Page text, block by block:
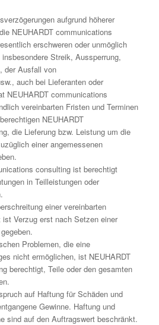
aufgrund höherer
NEUHARDT communications
erschweren oder unmöglich
Streik, Aussperrung,
der Ausfall von
auch bei Lieferanten oder
NEUHARDT communications
vereinbarten Fristen und Terminen
NEUHARDT
die Lieferung bzw. Leistung um die
einer angemessenen
consulting ist berechtigt
in Teilleistungen oder
einer vereinbarten
Verzug erst nach Setzen einer
Problemen, die eine
nicht ermöglichen, ist NEUHARDT
berechtigt, Teile oder den gesamten
auf Haftung für Schäden und
Gewinne. Haftung und
sind auf den Auftragswert beschränkt.